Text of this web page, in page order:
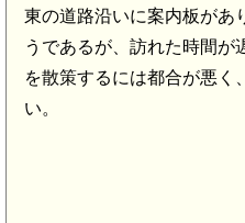
東の道路沿いに案内板があ
うであるが、訪れた時間が
を散策するには都合が悪く
い。